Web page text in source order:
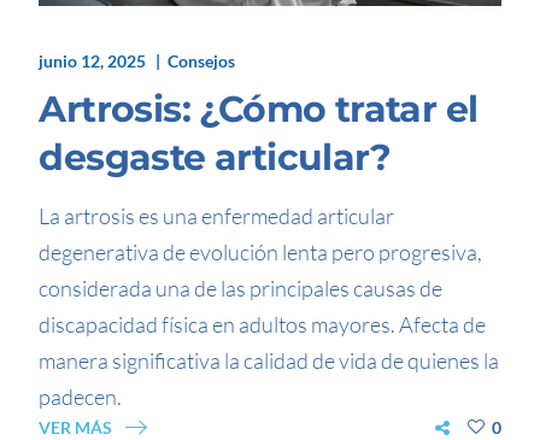
junio 12, 2025 Consejos
Artrosis: ¿Cómo tratar el
desgaste articular?
La artrosis es una enfermedad articular
degenerativa de evolución lenta pero progresiva,
considerada una de las principales causas de
discapacidad física en adultos mayores. Afecta de
manera significativa la calidad de vida de quienes la
padecen.
VER MÁS 0